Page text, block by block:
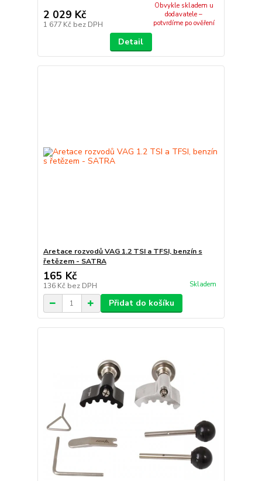
2 029 Kč
1 677 Kč bez DPH
Obvykle skladem u
dodavatele –
potvrdíme po ověření
Detail
Aretace rozvodů VAG 1.2 TSI a TFSI, benzín s
řetězem - SATRA
165 Kč
136 Kč bez DPH Skladem
Přidat do košíku